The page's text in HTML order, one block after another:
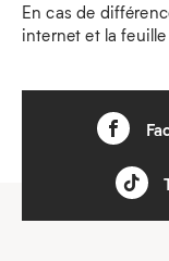
En cas de
internet et la